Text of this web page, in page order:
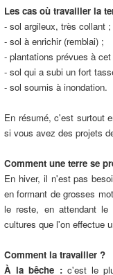
Les cas où travailler la
- sol argileux, très collant ;
- sol à enrichir (remblai) ;
- plantations prévues à
- sol qui a subi un fort
- sol soumis à inondation.
En résumé, c'est surtout
si vous avez des projets
Comment une terre se
En hiver, il n'est pas
en formant de grosses
le reste, en attendant
cultures que l'on effectue
Comment la travailler ?
À la bêche :c'est le